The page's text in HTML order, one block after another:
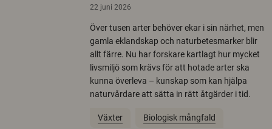
22 juni 2026
Över tusen arter behöver ekar i sin närhet, men
gamla eklandskap och naturbetesmarker blir
allt färre. Nu har forskare kartlagt hur mycket
livsmiljö som krävs för att hotade arter ska
kunna överleva – kunskap som kan hjälpa
naturvårdare att sätta in rätt åtgärder i tid.
Växter Biologisk mångfald